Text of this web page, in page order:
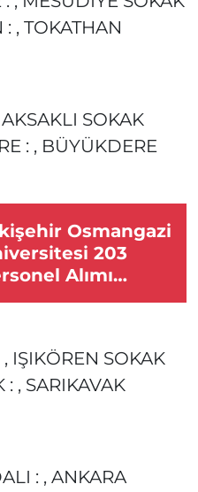
, TOKATHAN
SOKAK
: , BÜYÜKDERE
Osmangazi
203
Alımı
IŞIKÖREN SOKAK
: , SARIKAVAK
: , ANKARA